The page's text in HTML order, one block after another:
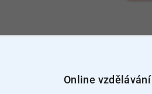
Online vzdělávání